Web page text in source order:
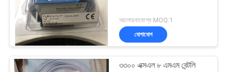
আলোচনাযোগ্য MOQ:1
যোগাযোগ
৩৩০০ এক্সএল ৮ এমএম বেন্টলি